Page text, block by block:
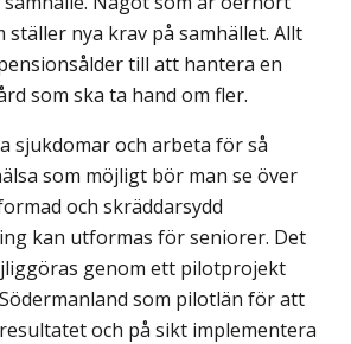
ställer nya krav på samhället. Allt
till att hantera en
som ska ta hand om fler.
sjukdomar och arbeta för så
som möjligt bör man se över
och skräddarsydd
kan utformas för seniorer. Det
genom ett pilotprojekt
som pilotlän för att
och på sikt implementera